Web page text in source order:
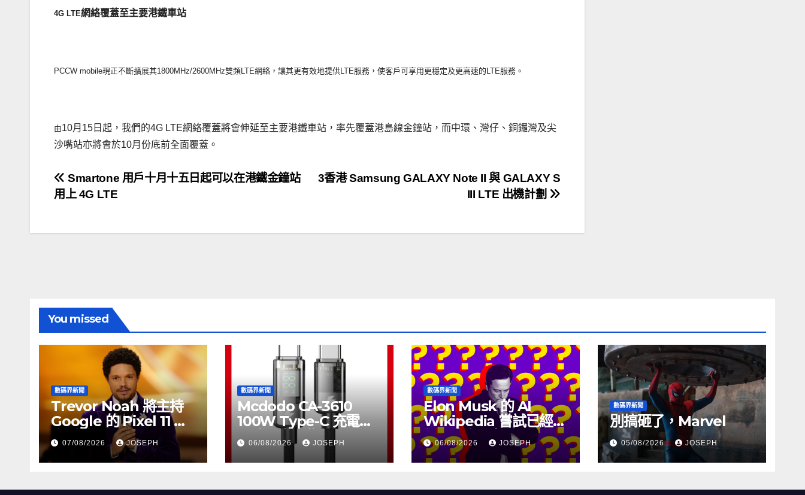
4G LTE網絡覆蓋至主要港鐵車站
PCCW mobile現正不斷擴展其1800MHz/2600MHz雙頻LTE網絡，讓其更有效地提供LTE服務，使客戶可享用更穩定及更高速的 LTE服務。
由10月 15 日起，我們的4G LTE網絡覆蓋將會伸延至主要港鐵車站，率先覆蓋港島線金鐘站，而中環、灣仔、銅鑼灣及尖
沙嘴站亦將會於10月份底前全面覆蓋。
文
章
導
3香港 Samsung GALAXY Note II 與 GALAXY S
III LTE 出機計劃
Smartone 用戶十月十五日起可以在港鐵金鐘站
用上 4G LTE
You missed
數碼界新聞
Trevor Noah 將主持
Google 的 Pixel 11 推
介活動
07/08/2026 JOSEPH
數碼界新聞
Mcdodo CA-3610
100W Type-C 充電線
正式上市，售價
HK$115
06/08/2026 JOSEPH
數碼界新聞
Elon Musk 的 AI
Wikipedia 嘗試已經幾
個月沒有更新了
06/08/2026 JOSEPH
數碼界新聞
別搞砸了，Marvel
05/08/2026 JOSEPH